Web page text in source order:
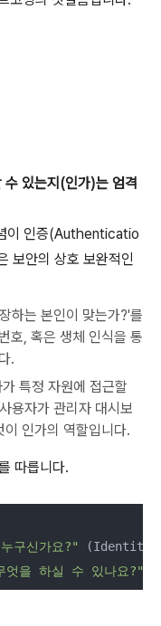
있는지(인가)는 엄격
이 인증(Authenticatio
보안의 상호 보완적인
하는 본인이 맞는가?'를
호, 혹은 생체 인식을 통
.
특정 자원에 접근할
용자가 관리자 대시보
인가의 역할입니다.
따릅니다.
구신가요?"
(Identity
엇을 하실 수 있나요?"